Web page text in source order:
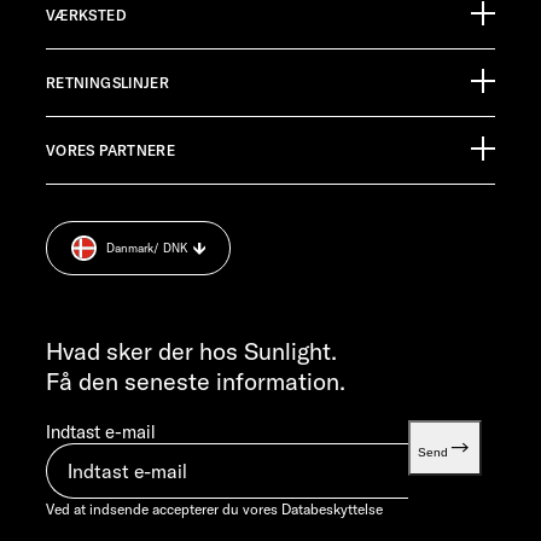
Ölmühlestraße 6
88299 Leutkirch
Germany
KUNDESERVICE
service@service.sunlight.de
MANDAG-TORSDAG 07:30 - 12:00 OG 13:00 - 16:00 / FREDAG ​​
07:30 - 12:00
info@sunlight.de
VÆRKSTED
Informationsmateriale
RETNINGSLINJER
Aftryk
Cookie Consent
Vægt information
VORES PARTNERE
Hvad sker der hos Sunlight.
Få den seneste information.
Indtast e-mail
Send
Ved at indsende accepterer du vores Databeskyttelse
Danmark/ DNK